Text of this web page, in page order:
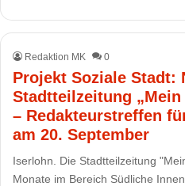
Redaktion MK 0
Projekt Soziale Stadt:
Stadtteilzeitung
– Redakteurstreffen
am 20. September
Iserlohn. Die Stadtteilzeitung
Monate im Bereich Südliche